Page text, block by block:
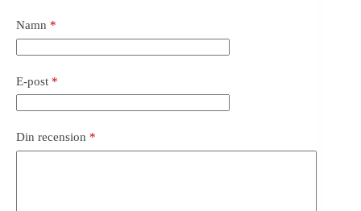
Namn *
E-post *
Din recension *